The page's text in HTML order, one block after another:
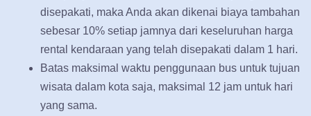
disepakati, maka Anda akan dikenai biaya tambahan
sebesar 10% setiap jamnya dari keseluruhan harga
rental kendaraan yang telah disepakati dalam 1 hari.
Batas maksimal waktu penggunaan bus untuk tujuan
wisata dalam kota saja, maksimal 12 jam untuk hari
yang sama.